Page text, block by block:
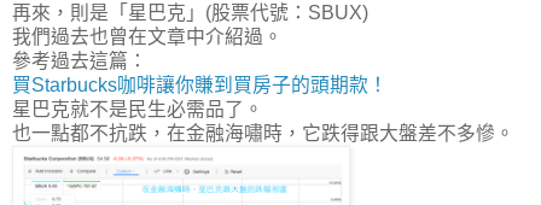
再來，則是「星巴克」(股票代號：SBUX)
我們過去也曾在文章中介紹過。
參考過去這篇：
買Starbucks咖啡讓你賺到買房子的頭期款！
星巴克就不是民生必需品了。
也一點都不抗跌，在金融海嘯時，它跌得跟大盤差不多慘。